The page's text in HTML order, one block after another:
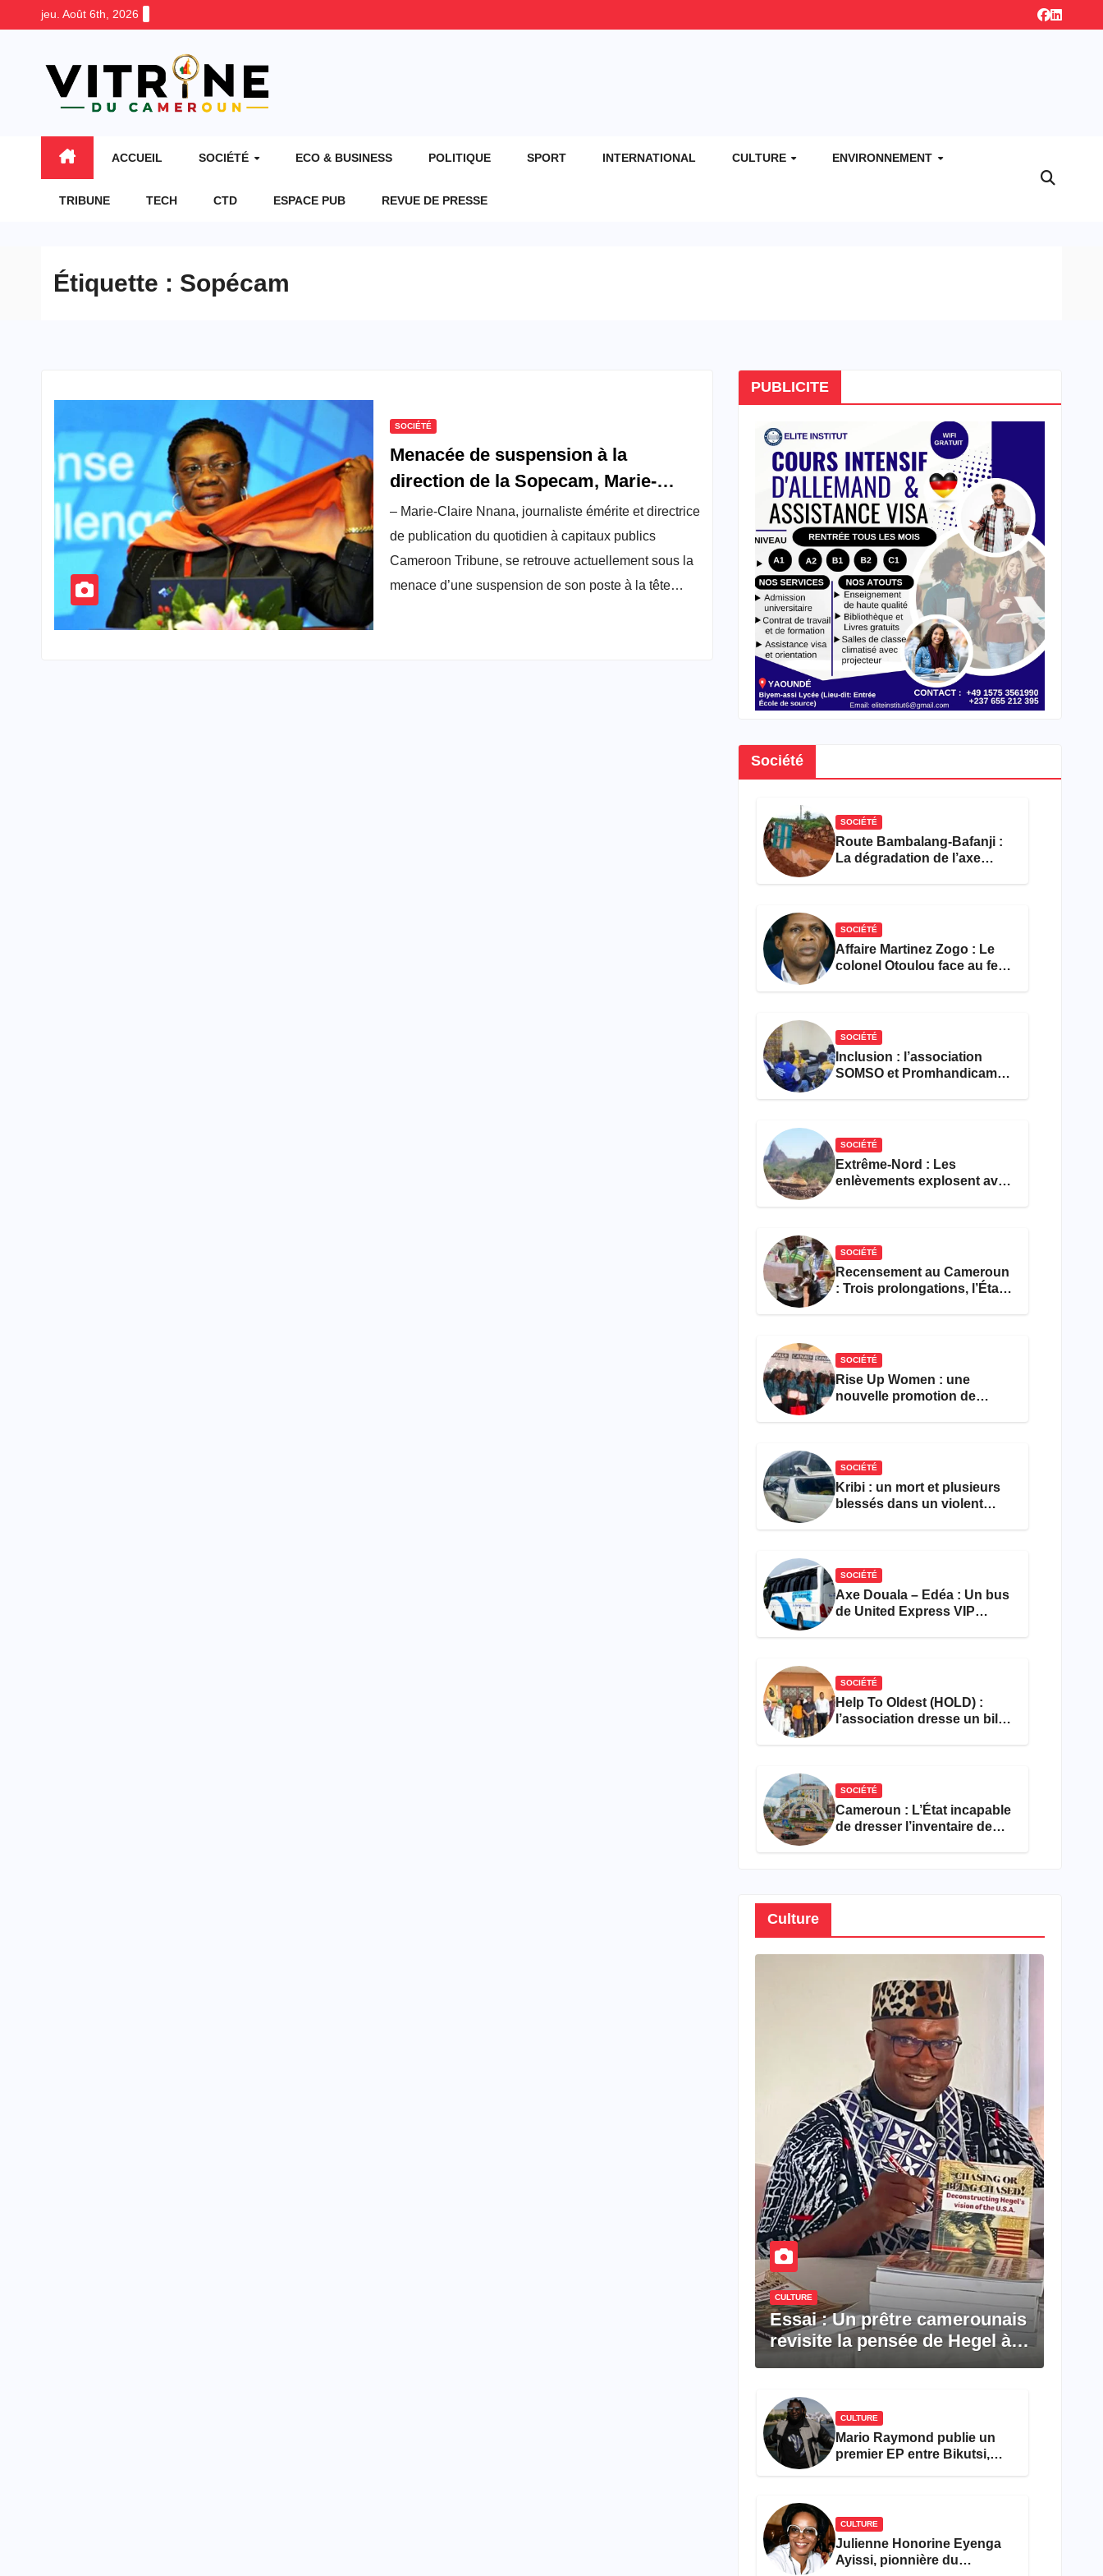
jeu. Août 6th, 2026
ACCUEIL SOCIÉTÉ ECO & BUSINESS POLITIQUE SPORT INTERNATIONAL CULTURE ENVIRONNEMENT
TRIBUNE TECH CTD ESPACE PUB REVUE DE PRESSE
Étiquette : Sopécam
SOCIÉTÉ
Menacée de suspension à la
direction de la Sopecam, Marie-
Claire Nnana sollicite la « haute
protection » du chef de l’État
– Marie-Claire Nnana, journaliste émérite et directrice
de publication du quotidien à capitaux publics
Cameroon Tribune, se retrouve actuellement sous la
menace d’une suspension de son poste à la tête…
PUBLICITE
Société
SOCIÉTÉ
Route Bambalang-Bafanji :
La dégradation de l’axe
SOCIÉTÉ
Affaire Martinez Zogo : Le
colonel Otoulou face au feu
SOCIÉTÉ
Inclusion : l’association
SOMSO et Promhandicam
SOCIÉTÉ
Extrême-Nord : Les
enlèvements explosent avec
SOCIÉTÉ
Recensement au Cameroun
: Trois prolongations, l’État
SOCIÉTÉ
Rise Up Women : une
nouvelle promotion de
SOCIÉTÉ
Kribi : un mort et plusieurs
blessés dans un violent
SOCIÉTÉ
Axe Douala – Edéa : Un bus
de United Express VIP
SOCIÉTÉ
Help To Oldest (HOLD) :
l’association dresse un bilan
SOCIÉTÉ
Cameroun : L’État incapable
de dresser l’inventaire de
Culture
CULTURE
Essai : Un prêtre camerounais
revisite la pensée de Hegel à
CULTURE
Mario Raymond publie un
premier EP entre Bikutsi,
CULTURE
Julienne Honorine Eyenga
Ayissi, pionnière du